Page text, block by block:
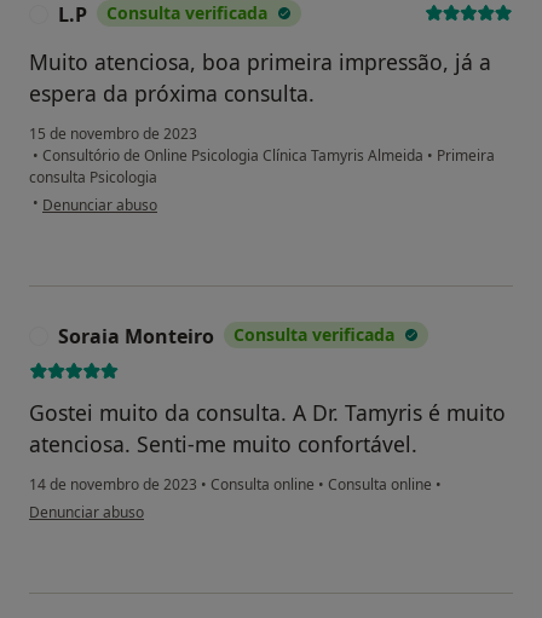
L.P Consulta verificada
Muito atenciosa, boa primeira impressão, já a
espera da próxima consulta.
15 de novembro de 2023
• Consultório de Online Psicologia Clínica Tamyris Almeida • Primeira
consulta Psicologia
• na opinião do utilizador L.P
Denunciar abuso
Soraia Monteiro Consulta verificada
Gostei muito da consulta. A Dr. Tamyris é muito
atenciosa. Senti-me muito confortável.
14 de novembro de 2023 • Consulta online • Consulta online •
na opinião do utilizador Soraia Monteiro
Denunciar abuso